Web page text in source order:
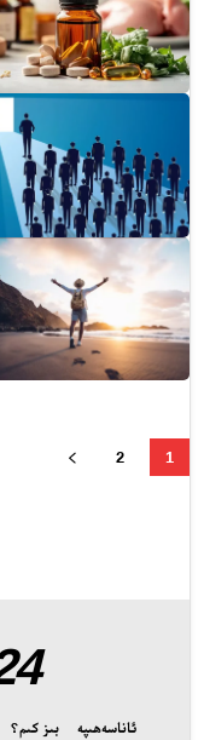
24 سائەت
ئاناسەھىپە بىز كىم؟